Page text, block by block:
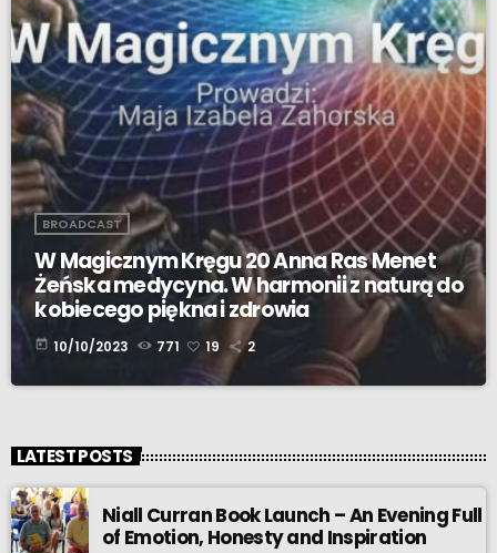
BROADCAST
W Magicznym Kręgu 20 Anna Ras Menet
Żeńska medycyna. W harmonii z naturą do
kobiecego piękna i zdrowia
today 10/10/2023 771 19 2
LATEST POSTS
Niall Curran Book Launch – An Evening Full
of Emotion, Honesty and Inspiration